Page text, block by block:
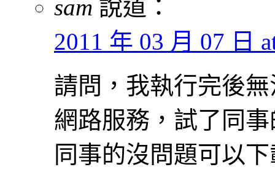
sam 說道：
2011 年 03 月 07 日
請問，我執行完後
網路服務，試了同
同事的沒問題可以